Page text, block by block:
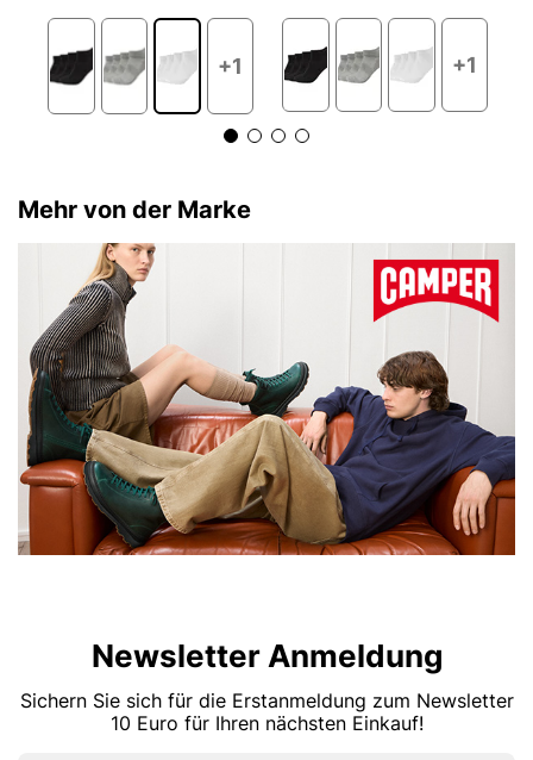
+1 +1
Mehr von der Marke
Newsletter Anmeldung
Sichern Sie sich für die Erstanmeldung zum Newsletter
10 Euro für Ihren nächsten Einkauf!